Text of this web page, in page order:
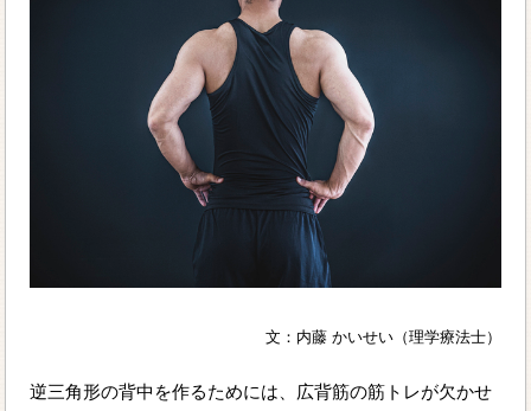
文：内藤 かいせい（理学療法士）
逆三角形の背中を作るためには、広背筋の筋トレが欠かせ